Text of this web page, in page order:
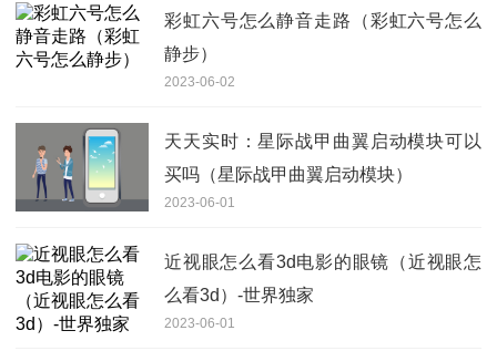
彩虹六号怎么静音走路（彩虹六号怎么
静步）
2023-06-02
天天实时：星际战甲曲翼启动模块可以
买吗（星际战甲曲翼启动模块）
2023-06-01
近视眼怎么看3d电影的眼镜（近视眼怎
么看3d）-世界独家
2023-06-01